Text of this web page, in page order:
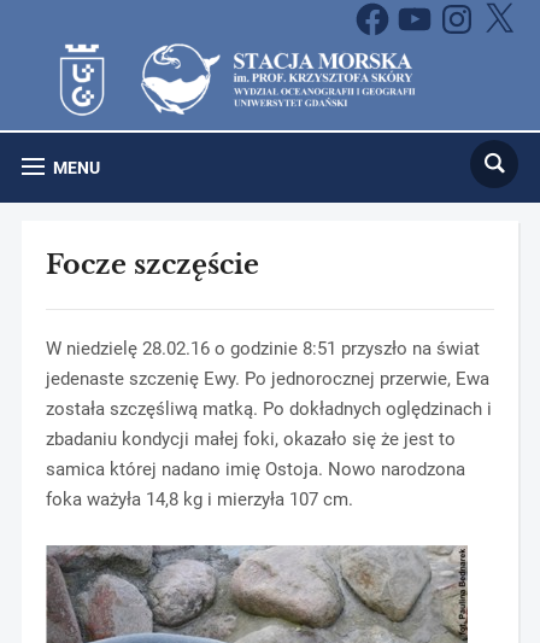
FacebookYouTubeInstagram
X
MENU
Focze szczęście
W niedzielę 28.02.16 o godzinie 8:51 przyszło na świat
jedenaste szczenię Ewy. Po jednorocznej przerwie, Ewa
została szczęśliwą matką. Po dokładnych oględzinach i
zbadaniu kondycji małej foki, okazało się że jest to
samica której nadano imię Ostoja. Nowo narodzona
foka ważyła 14,8 kg i mierzyła 107 cm.